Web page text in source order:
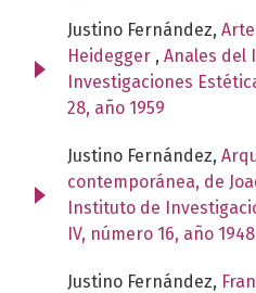
Justino Fernández,
Heidegger , Anales del
Investigaciones
28, año 1959
Justino Fernández,
contemporánea, de
Instituto de
IV, número 16, año 1948
Justino Fernández,